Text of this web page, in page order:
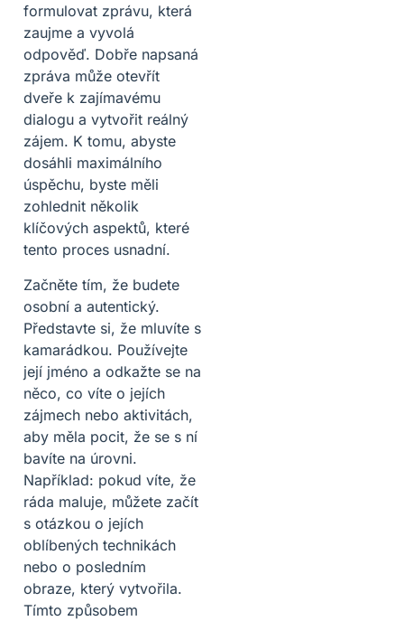
formulovat zprávu, která
zaujme a vyvolá
odpověď. Dobře napsaná
zpráva může otevřít
dveře k zajímavému
dialogu a vytvořit reálný
zájem. K tomu, abyste
dosáhli maximálního
úspěchu, byste měli
zohlednit několik
klíčových aspektů, které
tento proces usnadní.
Začněte tím, že budete
osobní a autentický.
Představte si, že mluvíte s
kamarádkou. Používejte
její jméno a odkažte se na
něco, co víte o jejích
zájmech nebo aktivitách,
aby měla pocit, že se s ní
bavíte na úrovni.
Například: pokud víte, že
ráda maluje, můžete začít
s otázkou o jejích
oblíbených technikách
nebo o posledním
obraze, který vytvořila.
Tímto způsobem